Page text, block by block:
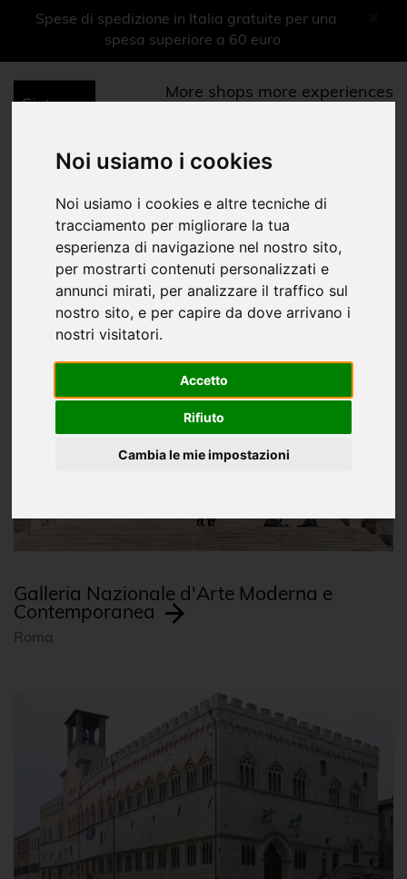
Noi usiamo i cookies
Noi usiamo i cookies e altre tecniche di
tracciamento per migliorare la tua
esperienza di navigazione nel nostro sito,
per mostrarti contenuti personalizzati e
annunci mirati, per analizzare il traffico sul
nostro sito, e per capire da dove arrivano i
nostri visitatori.
Accetto
Rifiuto
Cambia le mie impostazioni
Spese di spedizione in Italia gratuite per una
spesa superiore a 60 euro
More shops more experiences
Shop Musei
Shop Musei
Galleria Nazionale d'Arte Moderna e
Contemporanea
Roma